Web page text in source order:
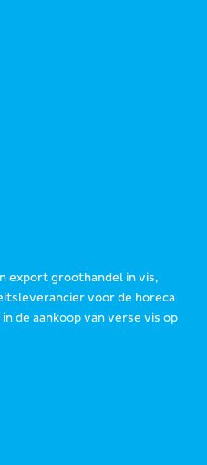
export groothandel in vis,
voor de horeca
de aankoop van verse vis op